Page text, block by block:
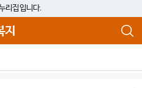
리집입니다.
지